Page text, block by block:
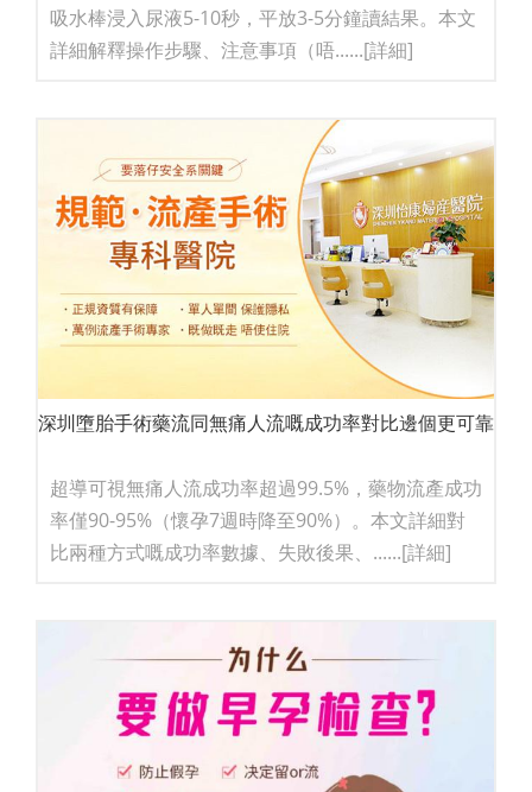
吸水棒浸入尿液5-10秒，平放3-5分鐘讀結果。本文
詳細解釋操作步驟、注意事項（唔......[詳細]
深圳墮胎手術藥流同無痛人流嘅成功率對比邊個更可靠
超導可視無痛人流成功率超過99.5%，藥物流產成功
率僅90-95%（懷孕7週時降至90%）。本文詳細對
比兩種方式嘅成功率數據、失敗後果、......[詳細]